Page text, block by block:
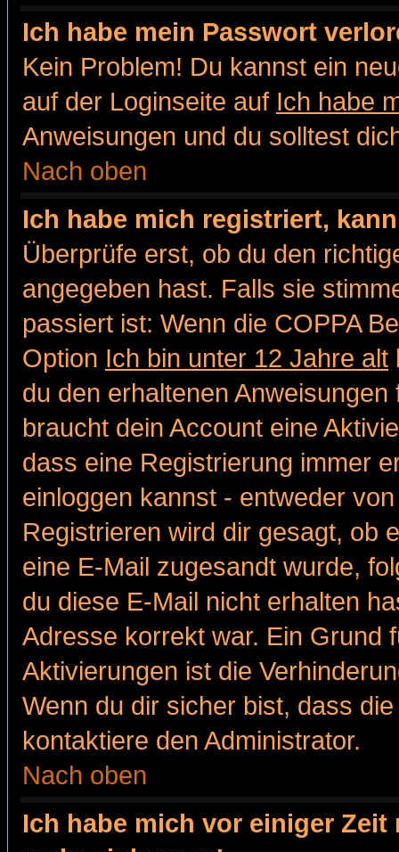
Ich habe mein Passwort
Kein Problem! Du kannst ein
auf der Loginseite auf Ich habe
Anweisungen und du solltest
Nach oben
Ich habe mich registriert,
Überprüfe erst, ob du den
angegeben hast. Falls sie
passiert ist: Wenn die COPPA
Option Ich bin unter 12 Jahre alt
du den erhaltenen
braucht dein Account eine
dass eine Registrierung immer
einloggen kannst - entweder
Registrieren wird dir gesagt, ob
eine E-Mail zugesandt wurde,
du diese E-Mail nicht erhalten
Adresse korrekt war. Ein Grund
Aktivierungen ist die
Wenn du dir sicher bist, dass
kontaktiere den Administrator.
Nach oben
Ich habe mich vor einiger